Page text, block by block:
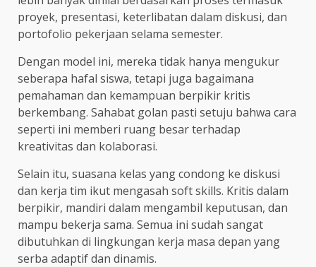
proyek, presentasi, keterlibatan dalam diskusi, dan
portofolio pekerjaan selama semester.
Dengan model ini, mereka tidak hanya mengukur
seberapa hafal siswa, tetapi juga bagaimana
pemahaman dan kemampuan berpikir kritis
berkembang. Sahabat golan pasti setuju bahwa cara
seperti ini memberi ruang besar terhadap
kreativitas dan kolaborasi.
Selain itu, suasana kelas yang condong ke diskusi
dan kerja tim ikut mengasah soft skills. Kritis dalam
berpikir, mandiri dalam mengambil keputusan, dan
mampu bekerja sama. Semua ini sudah sangat
dibutuhkan di lingkungan kerja masa depan yang
serba adaptif dan dinamis.